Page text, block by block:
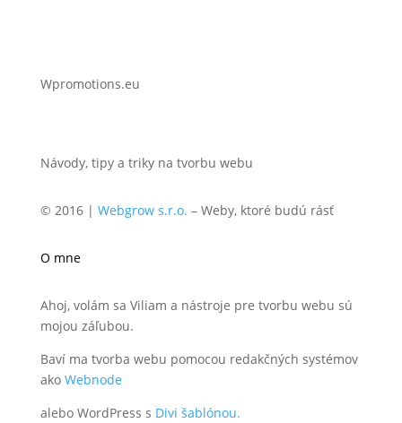
Wpromotions.eu
Návody, tipy a triky na tvorbu webu
© 2016 | Webgrow s.r.o. – Weby, ktoré budú rásť
O mne
Ahoj, volám sa Viliam a nástroje pre tvorbu webu sú
mojou záľubou.
Baví ma tvorba webu pomocou redakčných systémov
ako Webnode
alebo WordPress s Divi šablónou.